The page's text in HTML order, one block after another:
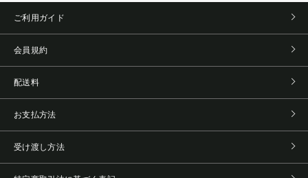
ご利用ガイド
会員規約
配送料
お支払方法
受け渡し方法